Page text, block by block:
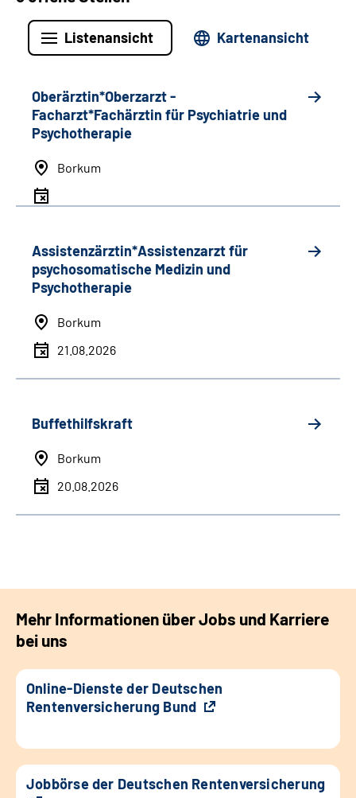
Listenansicht Kartenansicht
Oberärztin*Oberzarzt -
Facharzt*Fachärztin für Psychiatrie und
Psychotherapie
Borkum
Assistenzärztin*Assistenzarzt für
psychosomatische Medizin und
Psychotherapie
Borkum
21.08.2026
Buffethilfskraft
Borkum
20.08.2026
Mehr Informationen über Jobs und Karriere
bei uns
Online-Dienste der Deutschen
Rentenversicherung Bund
Jobbörse der Deutschen Rentenversicherung